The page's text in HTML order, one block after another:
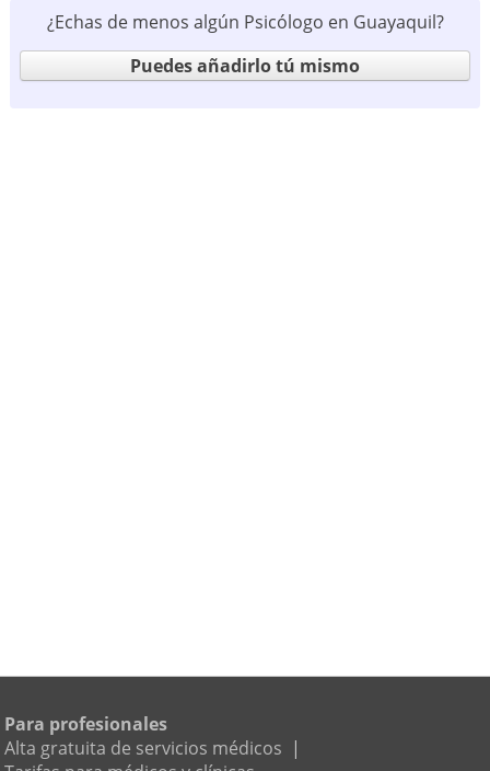
¿Echas de menos algún Psicólogo en Guayaquil?
Puedes añadirlo tú mismo
Para profesionales
Alta gratuita de servicios médicos |